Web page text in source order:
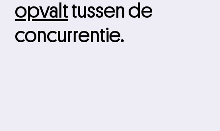
opvalttussen de
concurrentie.